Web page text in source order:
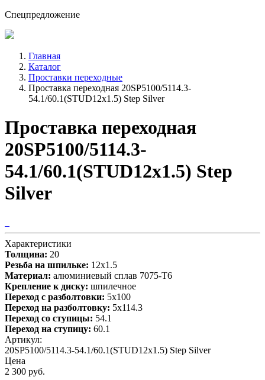
Спецпредложение
Главная
Каталог
Проставки переходные
Проставка переходная 20SP5100/5114.3-
54.1/60.1(STUD12x1.5) Step Silver
Проставка переходная
20SP5100/5114.3-
54.1/60.1(STUD12x1.5) Step
Silver
Характеристики
Толщина: 20
Резьба на шпильке: 12х1.5
Материал: алюминиевый сплав 7075-T6
Крепление к диску: шпилечное
Переход с разболтовки: 5х100
Переход на разболтовку: 5х114.3
Переход со ступицы: 54.1
Переход на ступицу: 60.1
Артикул:
20SP5100/5114.3-54.1/60.1(STUD12x1.5) Step Silver
Цена
2 300 руб.